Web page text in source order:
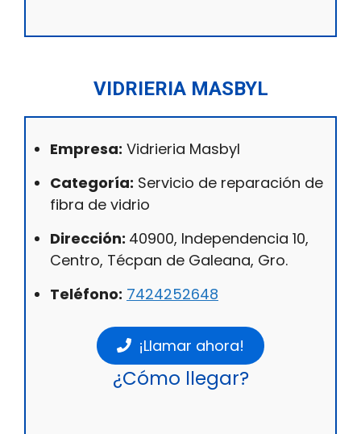
VIDRIERIA MASBYL
Empresa: Vidrieria Masbyl
Categoría: Servicio de reparación de
fibra de vidrio
Dirección: 40900, Independencia 10,
Centro, Técpan de Galeana, Gro.
Teléfono: 7424252648
¡Llamar ahora!
¿Cómo llegar?